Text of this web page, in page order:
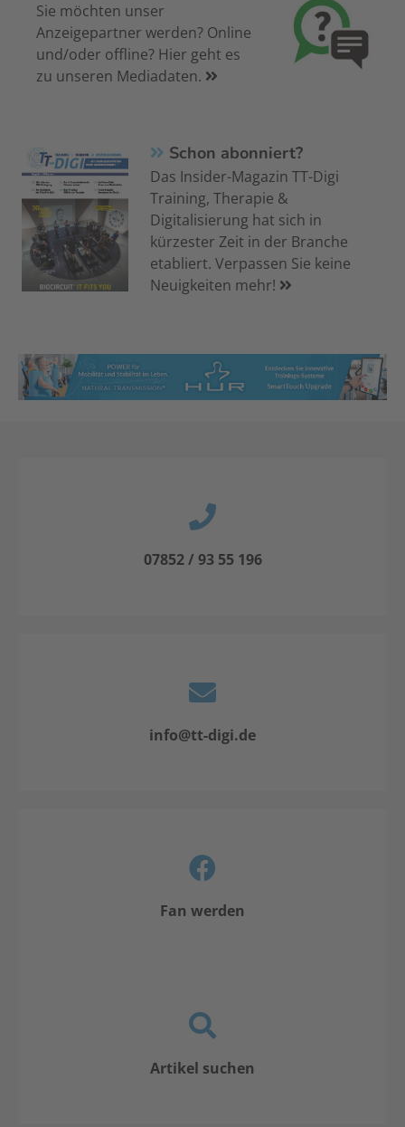
Sie möchten unser
Anzeigepartner werden? Online
und/oder offline? Hier geht es
zu unseren Mediadaten.
Schon abonniert?
Das Insider-Magazin TT-Digi
Training, Therapie &
Digitalisierung hat sich in
kürzester Zeit in der Branche
etabliert. Verpassen Sie keine
Neuigkeiten mehr!
07852 / 93 55 196
info@tt-digi.de
Fan werden
Artikel suchen